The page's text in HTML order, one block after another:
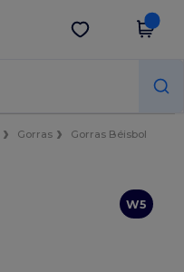
Descargar app
Gorras
Gorras Béisbol
W5